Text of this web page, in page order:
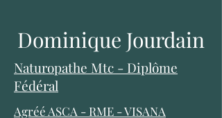
Dominique Jourdain
Naturopathe Mtc - Diplôme
Fédéral
Agréé ASCA - RME -VISANA